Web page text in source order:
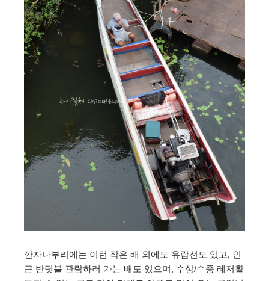
깐자나부리에는 이런 작은 배 외에도 유람선도 있고, 인
근 반딧불 관람하러 가는 배도 있으며, 수상/수중 레저활